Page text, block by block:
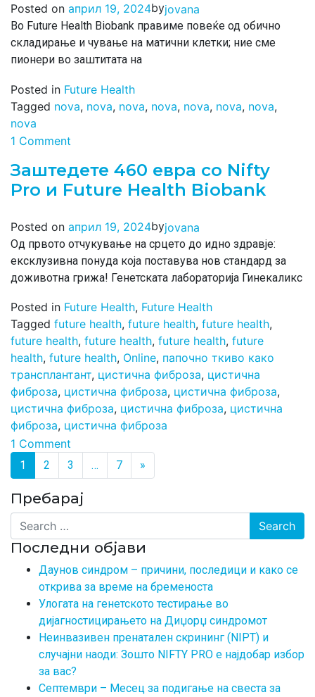
Posted on април 19, 2024byjovana
Во Future Health Biobank правиме повеќе од обично
складирање и чување на матични клетки; ние сме
пионери во заштитата на
Posted in Future Health
Tagged nova, nova, nova, nova, nova, nova, nova,
nova
1 Comment
Заштедете 460 евра со Nifty
Pro и Future Health Biobank
Posted on април 19, 2024byjovana
Од првото отчукување на срцето до идно здравје:
ексклузивна понуда која поставува нов стандард за
доживотна грижа! Генетската лабораторија Гинекаликс
Posted in Future Health, Future Health
Tagged future health, future health, future health,
future health, future health, future health, future
health, future health, Online, папочно ткиво како
трансплантант, цистична фиброза, цистична
фиброза, цистична фиброза, цистична фиброза,
цистична фиброза, цистична фиброза, цистична
фиброза, цистична фиброза
1 Comment
Posts navigation
1 2 3 … 7 »
Пребарај
Search
Последни објави
Даунов синдром – причини, последици и како се
открива за време на бременоста
Улогата на генетското тестирање во
дијагностицирањето на Диџорџ синдромот
Неинвазивен пренатален скрининг (NIPT) и
случајни наоди: Зошто NIFTY PRO е најдобар избор
за вас?
Септември – Месец за подигање на свеста за